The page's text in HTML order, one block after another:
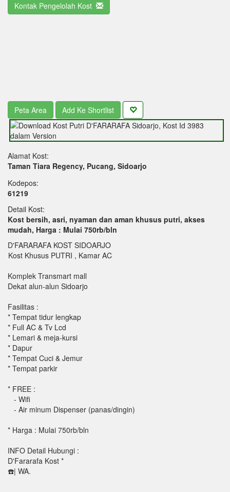
Kontak Pengelolah Kost
Peta Area Add Ke Shortlist
Alamat Kost:
Taman Tiara Regency, Pucang, Sidoarjo
Kodepos:
61219
Detail Kost:
Kost bersih, asri, nyaman dan aman khusus putri, akses
mudah, Harga : Mulai 750rb/bln
D'FARARAFA KOST SIDOARJO
Kost Khusus PUTRI , Kamar AC
Komplek Transmart mall
Dekat alun-alun Sidoarjo
Fasilitas :
* Tempat tidur lengkap
* Full AC & Tv Lcd
* Lemari & meja-kursi
* Dapur
* Tempat Cuci & Jemur
* Tempat parkir
* FREE :
- Wifi
- Air minum Dispenser (panas/dingin)
* Harga : Mulai 750rb/bln
INFO Detail Hubungi :
D'Fararafa Kost *
☎️| WA.